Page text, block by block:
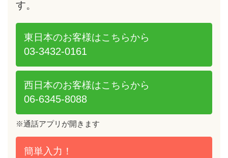
す。
東日本のお客様はこちらから
03-3432-0161
西日本のお客様はこちらから
06-6345-8088
簡単入力！
※通話アプリが開きます